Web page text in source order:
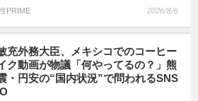
PRIME 2026/8/6
充外務大臣、メキシコでのコーヒー
ク動画が物議「何やってるの？」熊
・円安の“国内状況”で問われるSNS